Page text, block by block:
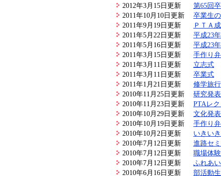
2012年3月15日更新
第65回
2011年10月10日更新
卒業生
2011年9月19日更新
ＰＴＡ
2011年5月22日更新
平成23
2011年5月16日更新
平成23
2011年3月15日更新
手作り
2011年3月11日更新
立志式
2011年3月11日更新
卒業式
2011年1月21日更新
修学旅行
2010年11月25日更新
研究発
2010年11月23日更新
PTAレ
2010年10月29日更新
文化発
2010年10月19日更新
手作り
2010年10月2日更新
いきい
2010年7月12日更新
進路セ
2010年7月12日更新
職場体
2010年7月12日更新
ふれあ
2010年6月16日更新
部活動